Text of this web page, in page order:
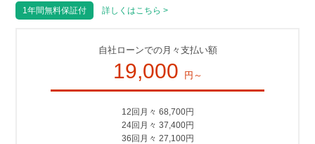
1年間無料保証付 詳しくはこちら >
自社ローンでの月々支払い額
19,000 円～
12回月々 68,700円
24回月々 37,400円
36回月々 27,100円